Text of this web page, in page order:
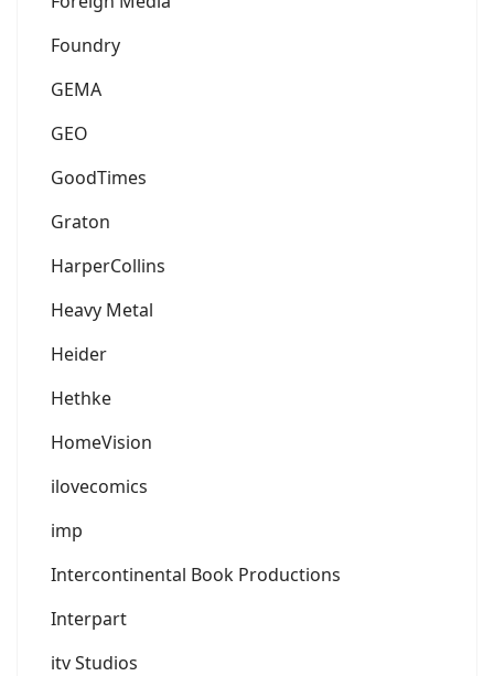
Foundry
GEMA
GEO
GoodTimes
Graton
HarperCollins
Heavy Metal
Heider
Hethke
HomeVision
ilovecomics
imp
Intercontinental Book Productions
Interpart
itv Studios